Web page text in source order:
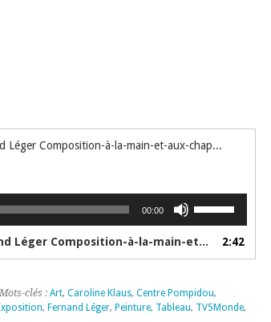
Caroline Klaus Voix Off Quèsaco Fernand Léger Composition-à-la-main-et-aux-chapeaux TV5 & Pompidou
00:00
ou
1. Caroline Klaus Voix Off Quèsaco Fernand Léger Composition-à-la-main-et-aux-chapeaux TV5 & Pompidou 2:42
clés : Art, Caroline Klaus, Centre Pompidou,
, Fernand Léger, Peinture, Tableau, TV5Monde,